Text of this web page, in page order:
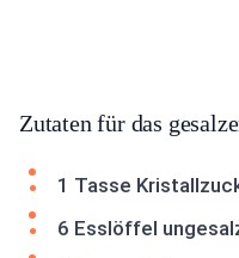
Zutaten für das
1 Tasse
6 Esslöffel